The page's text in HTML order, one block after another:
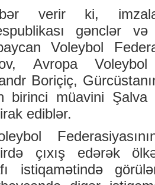
verir ki,
gənclər
Voleybol
Avropa Voleybol
Boriçiç,
birinci müavini Şalva
ediblər.
çıxış edərək
istiqamətində